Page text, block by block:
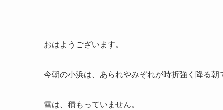
おはようございます。
今朝の小浜は、あられやみぞれが時折強く降る朝
雪は、積もっていません。